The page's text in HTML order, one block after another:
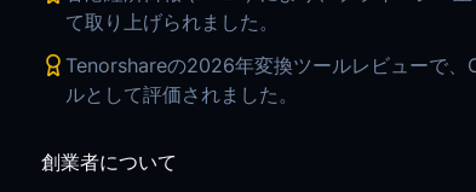
て取り上げられました。
Tenorshareの2026年変換ツールレビューで
ルとして評価されました。
創業者について